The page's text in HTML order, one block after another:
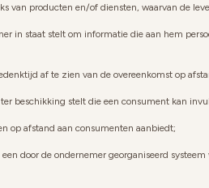
van producten en/of diensten, waarvan de
in staat stelt om informatie die aan hem
af te zien van de overeenkomst op
beschikking stelt die een consument kan
op afstand aan consumenten aanbiedt;
door de ondernemer georganiseerd